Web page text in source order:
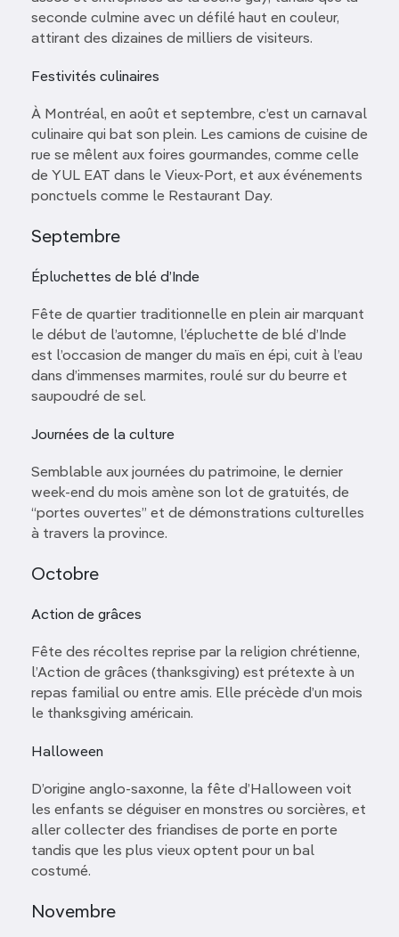
seconde culmine avec un défilé haut en couleur,
attirant des dizaines de milliers de visiteurs.
Festivités culinaires
À Montréal, en août et septembre, c’est un carnaval
culinaire qui bat son plein. Les camions de cuisine de
rue se mêlent aux foires gourmandes, comme celle
de YUL EAT dans le Vieux-Port, et aux événements
ponctuels comme le Restaurant Day.
Septembre
Épluchettes de blé d’Inde
Fête de quartier traditionnelle en plein air marquant
le début de l’automne, l’épluchette de blé d’Inde
est l’occasion de manger du maïs en épi, cuit à l’eau
dans d’immenses marmites, roulé sur du beurre et
saupoudré de sel.
Journées de la culture
Semblable aux journées du patrimoine, le dernier
week-end du mois amène son lot de gratuités, de
“portes ouvertes” et de démonstrations culturelles
à travers la province.
Octobre
Action de grâces
Fête des récoltes reprise par la religion chrétienne,
l’Action de grâces (thanksgiving) est prétexte à un
repas familial ou entre amis. Elle précède d’un mois
le thanksgiving américain.
Halloween
D’origine anglo-saxonne, la fête d’Halloween voit
les enfants se déguiser en monstres ou sorcières, et
aller collecter des friandises de porte en porte
tandis que les plus vieux optent pour un bal
costumé.
Novembre